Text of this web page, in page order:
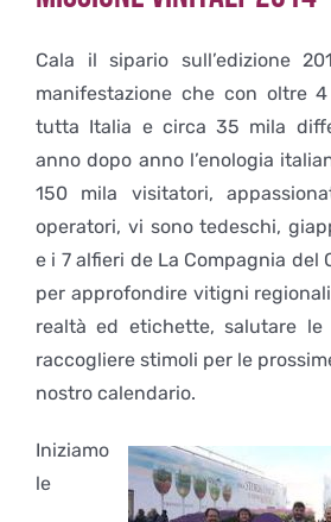
Cala il sipario sull’edizione
manifestazione che con oltre
tutta Italia e circa 35 mila
anno dopo anno l’enologia
150 mila visitatori,
operatori, vi sono tedeschi,
e i 7 alfieri de La Compagnia del
per approfondire vitigni
realtà ed etichette, salutare
raccogliere stimoli per le
nostro calendario.
Iniziamo
le